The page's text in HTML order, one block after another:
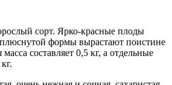
сорт. Ярко-красные плоды
формы вырастают поистине
составляет 0,5 кг, а отдельные